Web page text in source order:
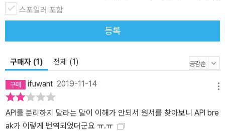
스포일러 포함
등록
구매자 (1) 전체 (1)
ifuwant 2019-11-14
API를 분리하지 말라는 말이 이해가 안되서 원서를 찾아보니 API bre
ak가 이렇게 번역되었더군요 ㅠ.ㅠ